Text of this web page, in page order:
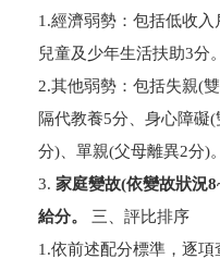
1.經濟弱勢：包括低收
兒童及少年生活扶助3分。
2.其他弱勢：包括失親(
隔代教養5分、身心障礙
分)、單親(父母離異2分)。
3. 家庭變故(依變故狀況
給分。
三、評比排序
1.依前述配分標準，逐